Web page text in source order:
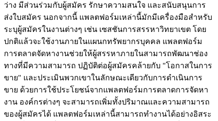
ว่าง มีส่วนร่วมกับผู้สมัคร รักษาความสนใจ และสนับสนุนการ
ส่งใบสมัคร นอกจากนี้ แพลตฟอร์มเหล่านี้มักมีเครื่องมือสำหรับ
ระบุผู้สมัครในงานต่างๆ เช่น เซสชันการสรรหาวิทยาเขต โดย
ปกติแล้วจะใช้งานภายในแผนกทรัพยากรบุคคล แพลตฟอร์ม
การตลาดจัดหางานช่วยให้ผู้สรรหาภายในสามารถพัฒนาช่อง
ทางที่มีความสามารถ ปฏิบัติต่อผู้สมัครคล้ายกับ "โอกาสในการ
ขาย" และประเมินพวกเขาในลักษณะเดียวกับการดำเนินการ
ขาย ด้วยการใช้ประโยชน์จากแพลตฟอร์มการตลาดการจัดหา
งาน องค์กรต่างๆ จะสามารถเพิ่มทั้งปริมาณและความสามารถ
ของผู้สมัครได้ แพลตฟอร์มเหล่านี้สามารถทำงานได้อย่างอิสระ